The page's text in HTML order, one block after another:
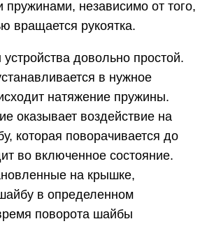
пружинами, независимо от того,
вращается рукоятка.
довольно простой.
в нужное
натяжение пружины.
оказывает воздействие на
которая поворачивается до
во включенное состояние.
на крышке,
в определенном
поворота шайбы